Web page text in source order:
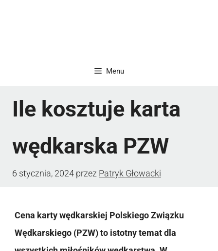
Menu
Ile kosztuje karta
wędkarska PZW
6 stycznia, 2024 przez Patryk Głowacki
Cena karty wędkarskiej Polskiego Związku
Wędkarskiego (PZW) to istotny temat dla